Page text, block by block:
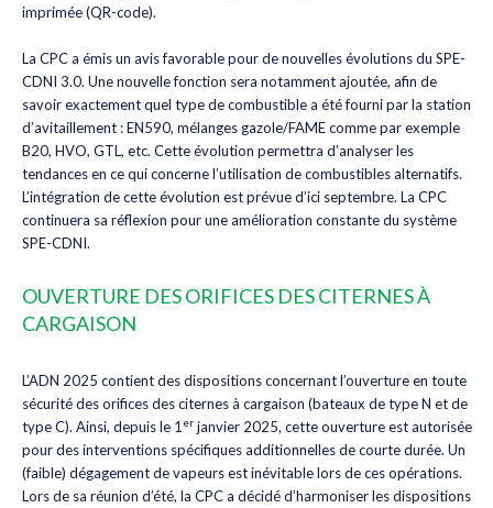
imprimée (QR-code).
La CPC a émis un avis favorable pour de nouvelles évolutions du SPE-
CDNI 3.0. Une nouvelle fonction sera notamment ajoutée, afin de
savoir exactement quel type de combustible a été fourni par la station
d’avitaillement : EN590, mélanges gazole/FAME comme par exemple
B20, HVO, GTL, etc. Cette évolution permettra d’analyser les
tendances en ce qui concerne l’utilisation de combustibles alternatifs.
L’intégration de cette évolution est prévue d’ici septembre. La CPC
continuera sa réflexion pour une amélioration constante du système
SPE-CDNI.
OUVERTURE DES ORIFICES DES CITERNES À
CARGAISON
L’ADN 2025 contient des dispositions concernant l’ouverture en toute
sécurité des orifices des citernes à cargaison (bateaux de type N et de
type C). Ainsi, depuis le 1 er janvier 2025, cette ouverture est autorisée
pour des interventions spécifiques additionnelles de courte durée. Un
(faible) dégagement de vapeurs est inévitable lors de ces opérations.
Lors de sa réunion d’été, la CPC a décidé d’harmoniser les dispositions